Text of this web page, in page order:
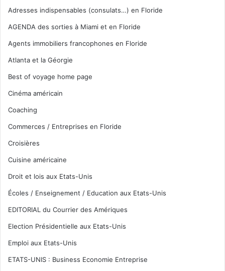
Adresses indispensables (consulats…) en Floride
AGENDA des sorties à Miami et en Floride
Agents immobiliers francophones en Floride
Atlanta et la Géorgie
Best of voyage home page
Cinéma américain
Coaching
Commerces / Entreprises en Floride
Croisières
Cuisine américaine
Droit et lois aux Etats-Unis
Écoles / Enseignement / Education aux Etats-Unis
EDITORIAL du Courrier des Amériques
Election Présidentielle aux Etats-Unis
Emploi aux Etats-Unis
ETATS-UNIS : Business Economie Entreprise